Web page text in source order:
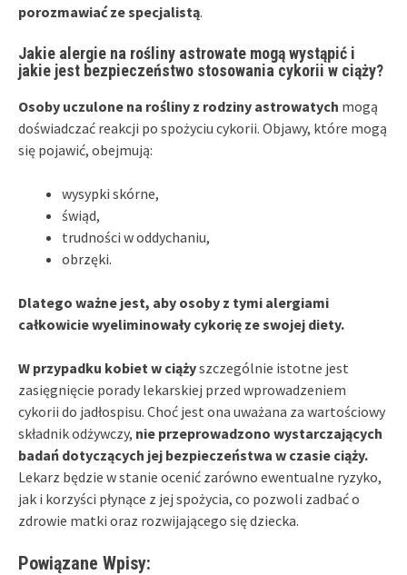
porozmawiać ze specjalistą.
Jakie alergie na rośliny astrowate mogą wystąpić i
jakie jest bezpieczeństwo stosowania cykorii w ciąży?
Osoby uczulone na rośliny z rodziny astrowatych mogą
doświadczać reakcji po spożyciu cykorii. Objawy, które mogą
się pojawić, obejmują:
wysypki skórne,
świąd,
trudności w oddychaniu,
obrzęki.
Dlatego ważne jest, aby osoby z tymi alergiami
całkowicie wyeliminowały cykorię ze swojej diety.
W przypadku kobiet w ciążyszczególnie istotne jest
zasięgnięcie porady lekarskiej przed wprowadzeniem
cykorii do jadłospisu. Choć jest ona uważana za wartościowy
składnik odżywczy, nie przeprowadzono wystarczających
badań dotyczących jej bezpieczeństwa w czasie ciąży.
Lekarz będzie w stanie ocenić zarówno ewentualne ryzyko,
jak i korzyści płynące z jej spożycia, co pozwoli zadbać o
zdrowie matki oraz rozwijającego się dziecka.
Powiązane Wpisy: